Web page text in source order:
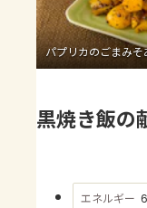
よくある
お買い物
AJINOMOTO
パプリカのごまみそ
黒焼き飯の
エネルギー